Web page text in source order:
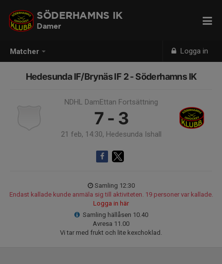
Matcher Logga in
SÖDERHAMNS IK
Damer
Hedesunda IF/Brynäs IF 2 - Söderhamns IK
NDHL DamEttan Fortsättning
7 - 3
21 feb, 14:30, Hedesunda Ishall
Samling 12:30
Endast kallade kunde anmäla sig till aktiviteten. 19 personer var kallade.
Logga in här
Samling hällåsen 10.40
Avresa 11.00
Vi tar med frukt och lite kexchoklad.